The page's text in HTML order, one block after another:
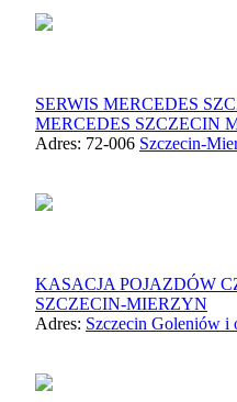
SERWIS MERCEDES
MERCEDES SZCZECIN
Adres: 72-006 Szczecin-
KASACJA POJAZDÓW
SZCZECIN-MIERZYN
Adres: Szczecin Goleniów i